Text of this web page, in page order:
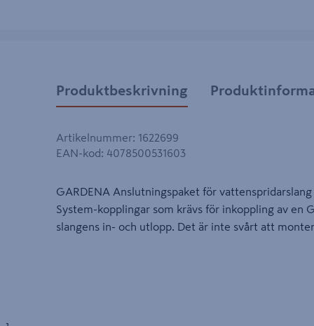
Produktbeskrivning
Artikelnummer: 1622699
EAN-kod: 4078500531603
GARDENA Anslutningspaket för
System-kopplingar som krävs för inkoppling av en
slangens in- och utlopp. Det är inte svårt att